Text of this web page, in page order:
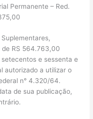
Permanente – Red.
RS 564.763,00
e sessenta e
autorizado a utilizar o
n° 4.320/64.
de sua publicação,